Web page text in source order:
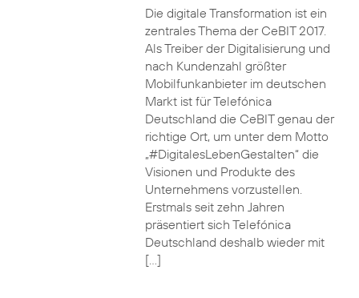
Die digitale Transformation ist ein
zentrales Thema der CeBIT 2017.
Als Treiber der Digitalisierung und
nach Kundenzahl größter
Mobilfunkanbieter im deutschen
Markt ist für Telefónica
Deutschland die CeBIT genau der
richtige Ort, um unter dem Motto
„#DigitalesLebenGestalten“ die
Visionen und Produkte des
Unternehmens vorzustellen.
Erstmals seit zehn Jahren
präsentiert sich Telefónica
Deutschland deshalb wieder mit
[…]